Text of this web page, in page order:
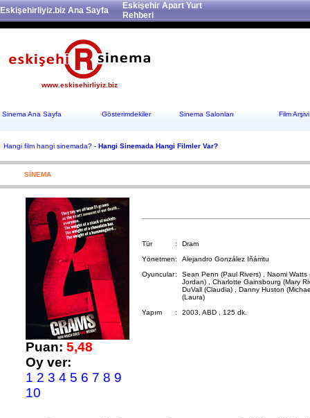
Eskişehirliyiz.biz Ana Sayfa
Eskişehir Apart Yurt
Rehberi
www.eskisehirliyiz.biz
Sinema Ana Sayfa Gösterimdekiler Sinema Salonları Film Arşivi
Hangi film hangi sinemada? - Hangi Sinemada Hangi Filmler Var?
SİNEMA
Puan: 5,48
Oy ver:
1 2 3 4 5 6 7 8 9
10
Tür :
Dram
Yönetmen:
Alejandro González Iñárritu
Oyuncular:
Sean Penn (Paul Rivers) , Naomi
Jordan) , Charlotte Gainsbourg (Mary
DuVall (Claudia) , Danny Huston
(Laura)
Yapım
: 2003, ABD , 125 dk.